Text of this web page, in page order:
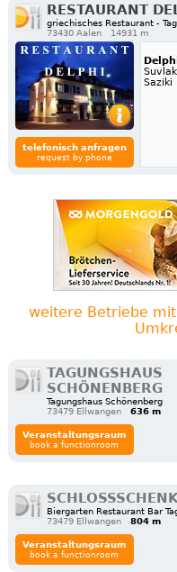
RESTAURANT
griechisches Restaurant -
73430 Aalen
14931 m
telefonisch anfragen
request by phone
Saziki
weitere Betriebe
TAGUNGSHAUS
SCHÖNENBERG
Tagungshaus Schönenberg
73479 Ellwangen
636 m
Veranstaltungsraum
book a functionroom
Biergarten Restaurant Bar
73479 Ellwangen
804 m
Veranstaltungsraum
book a functionroom